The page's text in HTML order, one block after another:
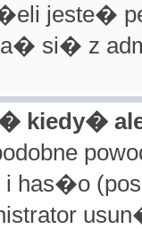
jeste�
si� z
kiedy�
has�o